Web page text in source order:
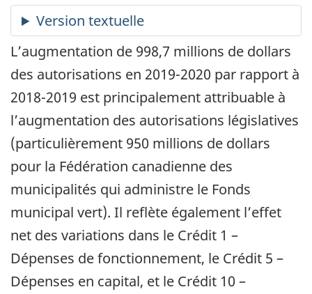
L’augmentation de 998,7 millions de dollars
des autorisations en 2019-2020 par rapport à
2018-2019 est principalement attribuable à
l’augmentation des autorisations législatives
(particulièrement 950 millions de dollars
pour la Fédération canadienne des
municipalités qui administre le Fonds
municipal vert). Il reflète également l’effet
net des variations dans le Crédit 1 –
Dépenses de fonctionnement, le Crédit 5 –
Dépenses en capital, et le Crédit 10 –